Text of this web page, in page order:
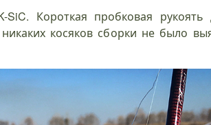
SiC. Короткая пробковая
косяков сборки не было